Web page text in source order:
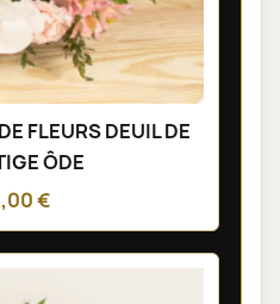
FLEURS DEUIL DE
ÔDE
€